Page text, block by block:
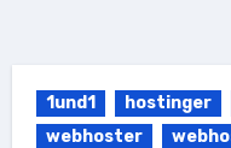
1und1 hostinger
webhoster